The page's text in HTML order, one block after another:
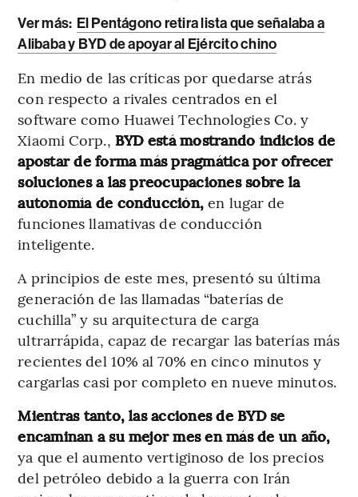
Ver más: El Pentágono retira lista que señalaba a
Alibaba y BYD de apoyar al Ejército chino
En medio de las críticas por quedarse atrás
con respecto a rivales centrados en el
software como Huawei Technologies Co. y
Xiaomi Corp., BYD está mostrando indicios de
apostar de forma más pragmática por ofrecer
soluciones a las preocupaciones sobre la
autonomía de conducción, en lugar de
funciones llamativas de conducción
inteligente.
A principios de este mes, presentó su última
generación de las llamadas “baterías de
cuchilla” y su arquitectura de carga
ultrarrápida, capaz de recargar las baterías más
recientes del 10% al 70% en cinco minutos y
cargarlas casi por completo en nueve minutos.
Mientras tanto, las acciones de BYD se
encaminan a su mejor mes en más de un año,
ya que el aumento vertiginoso de los precios
del petróleo debido a la guerra con Irán